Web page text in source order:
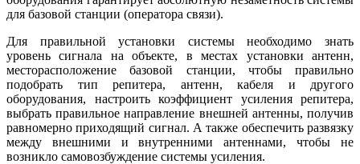
для базовой станции (оператора связи).
Для правильной установки системы необходимо знать
уровень сигнала на объекте, в местах установки антенн,
месторасположение базовой станции, чтобы правильно
подобрать тип репитера, антенн, кабеля и другого
оборудования, настроить коэффициент усиления репитера,
выбрать правильное направление внешней антенны, получив
равномерно приходящий сигнал. А также обеспечить развязку
между внешними и внутренними антеннами, чтобы не
возникло самовозбуждение системы усиления.